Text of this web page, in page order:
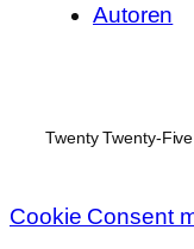
Autoren
Twenty Twenty-Five
Cookie Consent